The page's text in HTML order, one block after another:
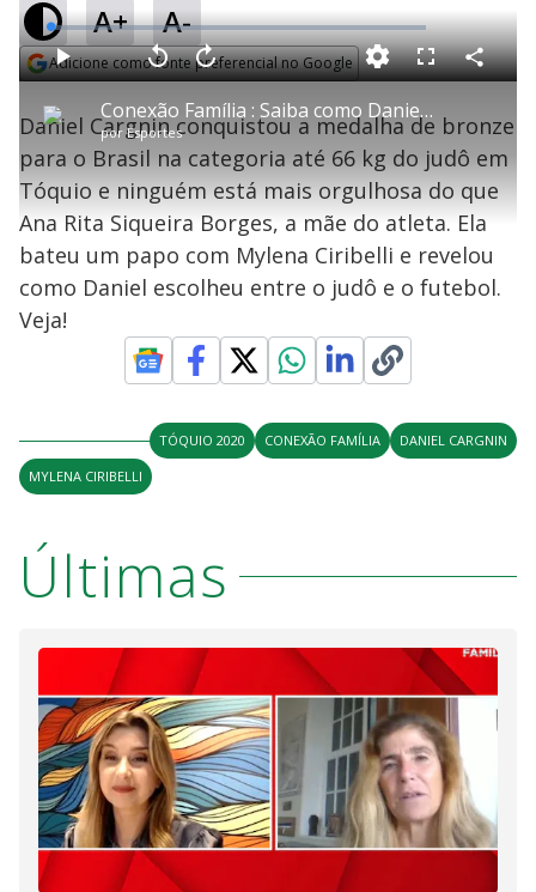
A+ A-
Adicione como fonte preferencial no Google
P
l
a
y
V
i
d
e
o
Conexão Família : Saiba como Daniel Cargnin escolheu entre judô e futebol
porEsportes
P V
l
t
a
r
0
e
g
u
n
d
s
A
n
ç
a
1
s
e
u
n
o
s
L
o
a
d
e
:
1
.
4
0
%
F
l
s
c
r
e
n
C
o
a
r
a
Daniel Cargnin conquistou a medalha de bronze
para o Brasil na categoria até 66 kg do judô em
Tóquio e ninguém está mais orgulhosa do que
Ana Rita Siqueira Borges, a mãe do atleta. Ela
bateu um papo com Mylena Ciribelli e revelou
como Daniel escolheu entre o judô e o futebol.
Veja!
TÓQUIO 2020 CONEXÃO FAMÍLIA
DANIEL CARGNIN
MYLENA CIRIBELLI
Últimas